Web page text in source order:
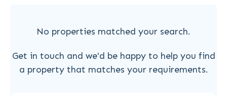
No properties matched your search.
Get in touch and we'd be happy to help you find
a property that matches your requirements.